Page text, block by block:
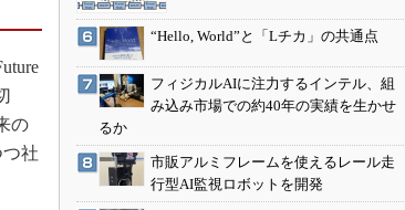
の
社
“Hello, World”と「Lチカ」の共通点
フィジカルAIに注力するインテル、組
み込み市場での約40年の実績を生かせ
るか
市販アルミフレームを使えるレール走
行型AI監視ロボットを開発